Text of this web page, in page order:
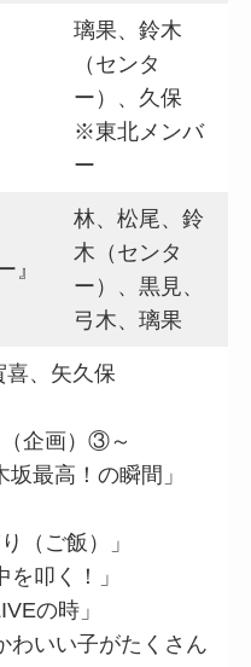
璃果、鈴木
（センタ
ー）、久保
※東北メンバ
ー
』
林、松尾、鈴
木（センタ
ー）、黒見、
弓木、璃果
、矢久保
企画）③～
最高！の瞬間」
（ご飯）」
叩く！」
の時」
わいい子がたくさん